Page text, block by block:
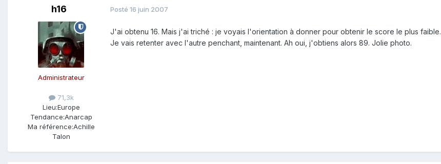
h16
Administrateur
71,3k
Lieu:Europe
Tendance:Anarcap
Ma référence:Achille
Talon
Posté 16 juin 2007
J'ai obtenu 16. Mais j'ai triché : je voyais l'orientation à donner pour obtenir le score le plus faible.
Je vais retenter avec l'autre penchant, maintenant. Ah oui, j'obtiens alors 89. Jolie photo.